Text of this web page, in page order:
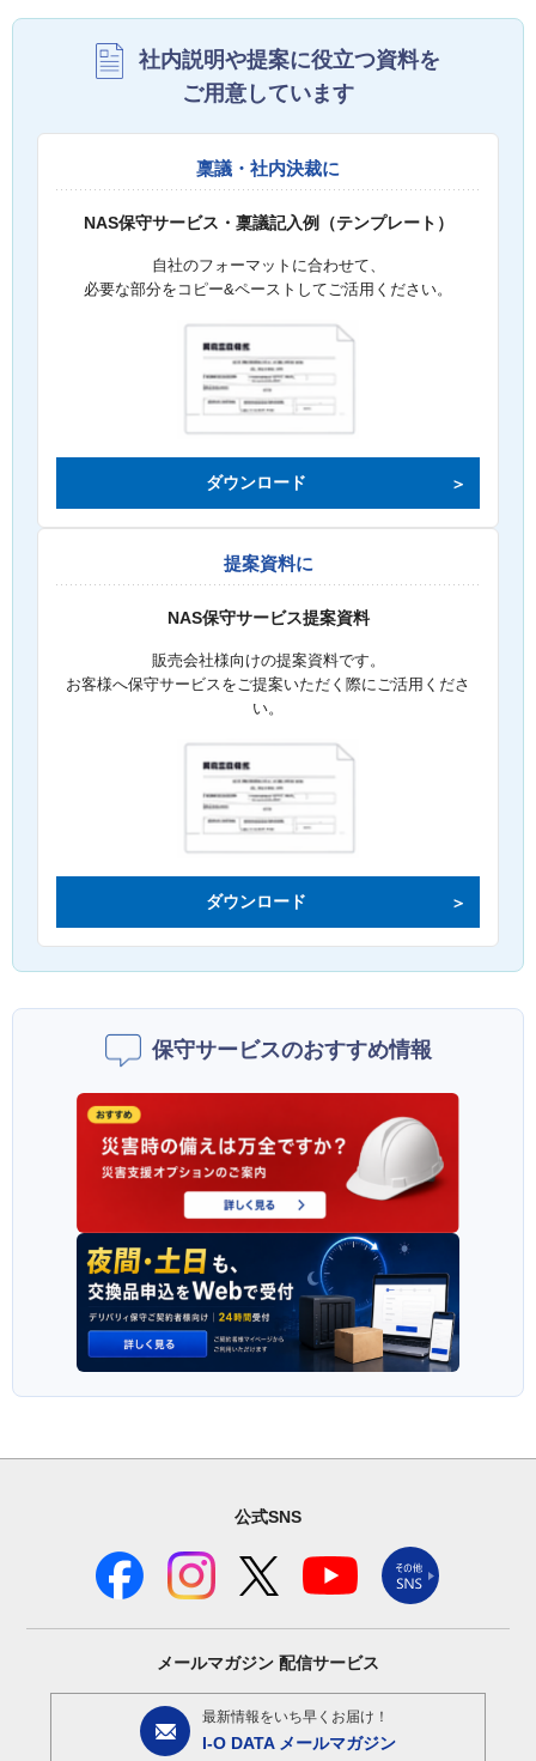
社内説明や提案に役立つ資料を
ご用意しています
稟議・社内決裁に
NAS保守サービス・稟議記入例（テンプレート）
自社のフォーマットに合わせて、
必要な部分をコピー&ペーストしてご活用ください。
ダウンロード
提案資料に
NAS保守サービス提案資料
販売会社様向けの提案資料です。
お客様へ保守サービスをご提案いただく際にご活用くださ
い。
ダウンロード
保守サービスのおすすめ情報
公式SNS
メールマガジン 配信サービス
最新情報をいち早くお届け！
I-O DATA メールマガジン